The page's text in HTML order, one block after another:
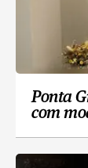
Ponta
com